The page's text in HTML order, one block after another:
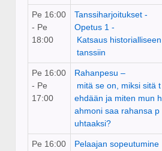
Pe 16:00
- Pe
18:00
Tanssiharjoitukset -
Opetus 1 ­
Katsaus historialliseen
tanssiin
Pe 16:00
- Pe
17:00
Rahanpesu –
mitä se on, miksi sitä t
ehdään ja miten mun h
ahmoni saa rahansa p
uhtaaksi?
Pe 16:00
Pelaajan sopeutumine